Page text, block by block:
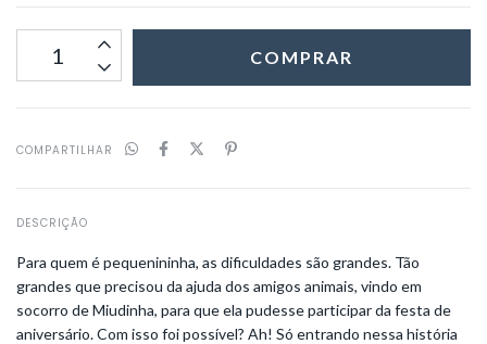
COMPARTILHAR
DESCRIÇÃO
Para quem é pequenininha, as dificuldades são grandes. Tão
grandes que precisou da ajuda dos amigos animais, vindo em
socorro de Miudinha, para que ela pudesse participar da festa de
aniversário. Com isso foi possível? Ah! Só entrando nessa história